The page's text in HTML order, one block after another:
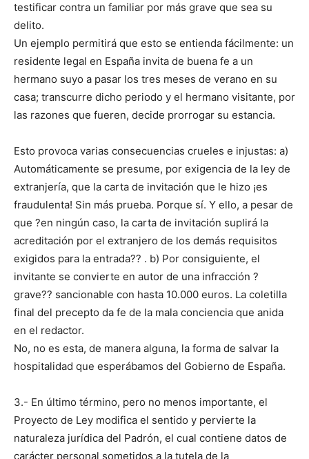
testificar contra un familiar por más grave que sea su
delito.
Un ejemplo permitirá que esto se entienda fácilmente: un
residente legal en España invita de buena fe a un
hermano suyo a pasar los tres meses de verano en su
casa; transcurre dicho periodo y el hermano visitante, por
las razones que fueren, decide prorrogar su estancia.
Esto provoca varias consecuencias crueles e injustas: a)
Automáticamente se presume, por exigencia de la ley de
extranjería, que la carta de invitación que le hizo ¡es
fraudulenta! Sin más prueba. Porque sí. Y ello, a pesar de
que ?en ningún caso, la carta de invitación suplirá la
acreditación por el extranjero de los demás requisitos
exigidos para la entrada?? . b) Por consiguiente, el
invitante se convierte en autor de una infracción ?
grave?? sancionable con hasta 10.000 euros. La coletilla
final del precepto da fe de la mala conciencia que anida
en el redactor.
No, no es esta, de manera alguna, la forma de salvar la
hospitalidad que esperábamos del Gobierno de España.
3.- En último término, pero no menos importante, el
Proyecto de Ley modifica el sentido y pervierte la
naturaleza jurídica del Padrón, el cual contiene datos de
carácter personal sometidos a la tutela de la